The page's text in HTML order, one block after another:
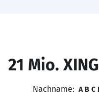
21 Mio.
Nachname: A B C